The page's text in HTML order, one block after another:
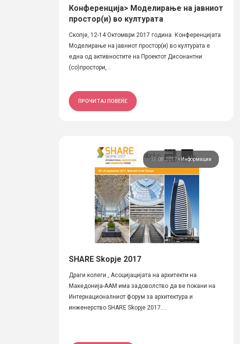
Конференција> Моделирање на јавниот
простор(и) во културата
Скопје, 12-14 Октомври 2017 година Конференцијата
Моделирање на јавниот простор(и) во културата е
една од активностите на Проектот Дисонантни
(со)простори,...
ПРОЧИТАЈ ПОВЕЌЕ
17.08.2017 • Информации
SHARE Skopje 2017
Драги колеги , Асоцијацијата на архитекти на
Македонија-ААМ има задоволство да ве покани на
Интернационалниот форум за архитектура и
инженерство SHARE Skopje 2017....